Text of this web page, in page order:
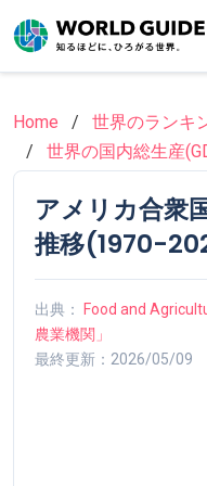
to
main
Home
世界のランキ
世界の国内総生産
アメリカ合衆
推移(1970-
出典：
Food and
農業機関」
最終更新：2026/05/09